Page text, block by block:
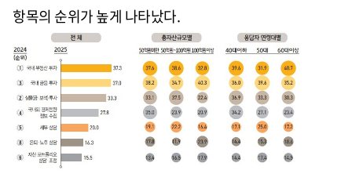
항목의 순위가 높게 나타났다.